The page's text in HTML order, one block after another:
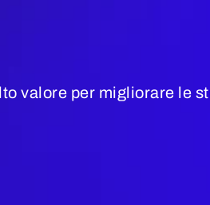
valore per migliorare le